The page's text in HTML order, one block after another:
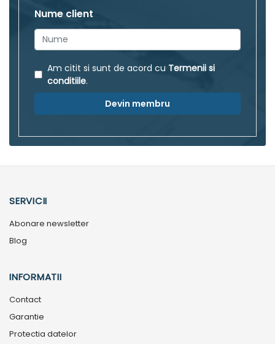
Nume client
Am citit si sunt de acord cu Termenii si
conditiile.
Devin membru
SERVICII
Abonare newsletter
Blog
INFORMATII
Contact
Garantie
Protectia datelor